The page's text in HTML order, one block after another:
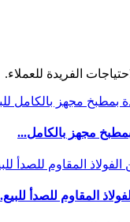
الفريدة للعملاء.
مجهز بالكامل...
المقاوم للصدأ